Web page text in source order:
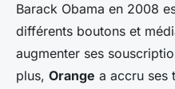
Barack Obama en 2008
différents boutons et
augmenter ses
plus, Orange a accru ses